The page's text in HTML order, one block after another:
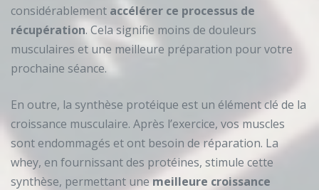
considérablement accélérer ce processus de
récupération. Cela signifie moins de douleurs
musculaires et une meilleure préparation pour votre
prochaine séance.
En outre, la synthèse protéique est un élément clé de la
croissance musculaire. Après l’exercice, vos muscles
sont endommagés et ont besoin de réparation. La
whey, en fournissant des protéines, stimule cette
synthèse, permettant une meilleure croissance